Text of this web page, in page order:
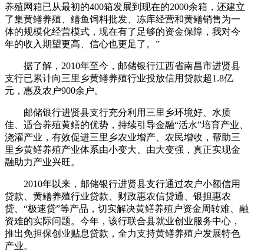
养殖网箱已从最初的400箱发展到现在的2000余箱，还建立
了集黄鳝养殖、鳝鱼饲料批发、冻库经营和黄鳝销售为一
体的规模化经营模式，现在有了足够的资金保障，我对今
年的收入期望更高、信心也更足了。”
据了解，2010年至今，邮储银行江西省南昌市进贤县
支行已累计向三里乡黄鳝养殖行业投放信用贷款超1.8亿
元，惠及农户900余户。
邮储银行进贤县支行充分利用三里乡环境好、水质
佳、适合养殖黄鳝的优势，持续引导金融“活水”培育产业、
浇灌产业，有效促进三里乡农业增产、农民增收，帮助三
里乡黄鳝养殖产业体系由小变大、由大变强，真正实现金
融助力产业兴旺。
2010年以来，邮储银行进贤县支行通过农户小额信用
贷款、黄鳝养殖行业贷款、财政惠农信贷通、银担惠农
贷、“极速贷”等产品，切实解决黄鳝养殖户资金周转难、融
资难的实际问题。今年，该行联合县就业创业服务中心，
推出免担保创业贴息贷款，全力支持黄鳝养殖户发展特色
产业。